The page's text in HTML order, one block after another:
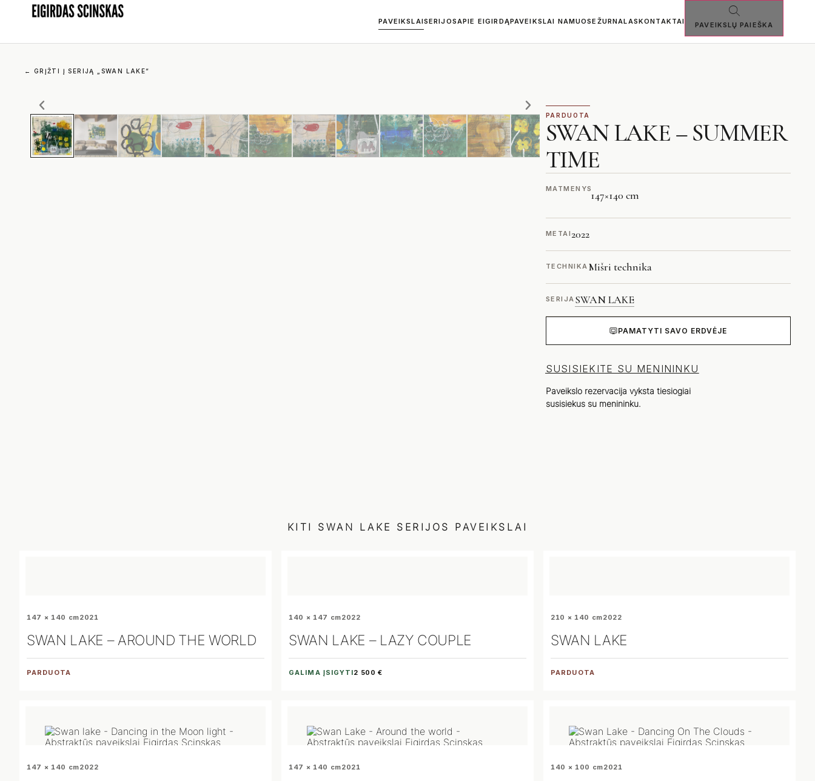
PAVEIKSLAISERIJOSAPIE EIGIRDĄPAVEIKSLAI NAMUOSE ŽURNALASKONTAKTAI PAVEIKSLŲ PAIEŠKA
← GRĮŽTI Į SERIJĄ „SWAN LAKE“
PARDUOTA
SWAN LAKE – SUMMER
TIME
MATMENYS147×140 cm
METAI 2022
TECHNIKA Mišri technika
SERIJA SWAN LAKE
PAMATYTI SAVO ERDVĖJE
SUSISIEKITE SU MENININKU
Paveikslo rezervacija vyksta tiesiogiai
susisiekus su menininku.
KITI SWAN LAKE SERIJOS PAVEIKSLAI
147 × 140 cm2021
SWAN LAKE – AROUND THE WORLD
PARDUOTA
140 × 147 cm2022
SWAN LAKE – LAZY COUPLE
GALIMA ĮSIGYTI2 500 €
210 × 140 cm2022
SWAN LAKE
PARDUOTA
147 × 140 cm2022 147 × 140 cm2021 140 × 100 cm2021